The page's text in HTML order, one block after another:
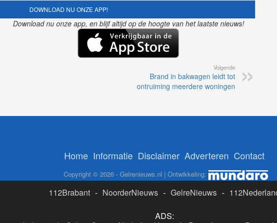
DOWNLOAD NU ONZE APP!
Download nu onze app, en blijf altijd op de hoogte van het laatste nieuws!
Volgende
Brand in bakwagen leidt tot
ontruiming meerdere woningen
Home Informatie Disclaimer Adverteren Contact
Copyright © 2026 - Gelrenieuws.nl | Ontwikkeling:
112Brabant - NoorderNieuws - GelreNieuws -
ADS: